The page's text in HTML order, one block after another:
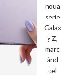
noua
serie
Galax
y Z,
marc
ând
cel